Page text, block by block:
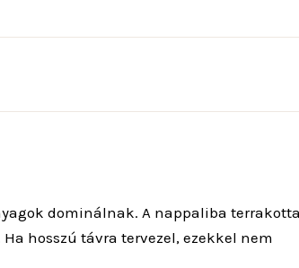
dominálnak. A nappaliba
hosszú távra tervezel, ezekkel nem